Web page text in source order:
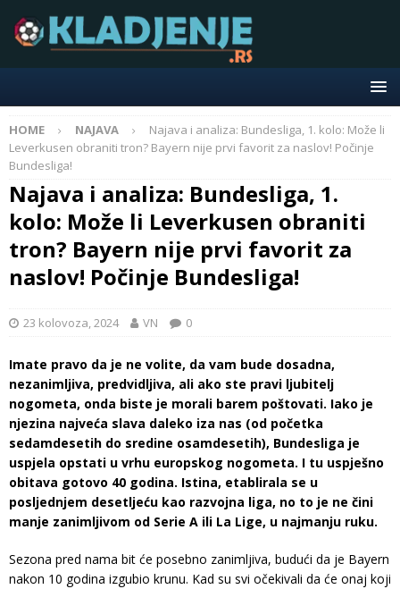
HOME NAJAVA
Najava i analiza: Bundesliga, 1. kolo: Može li
Leverkusen obraniti tron? Bayern nije prvi favorit za naslov! Počinje
Bundesliga!
Najava i analiza: Bundesliga, 1.
kolo: Može li Leverkusen obraniti
tron? Bayern nije prvi favorit za
naslov! Počinje Bundesliga!
23 kolovoza, 2024 VN 0
Imate pravo da je ne volite, da vam bude dosadna,
nezanimljiva, predvidljiva, ali ako ste pravi ljubitelj
nogometa, onda biste je morali barem poštovati. Iako je
njezina najveća slava daleko iza nas (od početka
sedamdesetih do sredine osamdesetih), Bundesliga je
uspjela opstati u vrhu europskog nogometa. I tu uspješno
obitava gotovo 40 godina. Istina, etablirala se u
posljednjem desetljeću kao razvojna liga, no to je ne čini
manje zanimljivom od Serie A ili La Lige, u najmanju ruku.
Sezona pred nama bit će posebno zanimljiva, budući da je Bayern
nakon 10 godina izgubio krunu. Kad su svi očekivali da će onaj koji